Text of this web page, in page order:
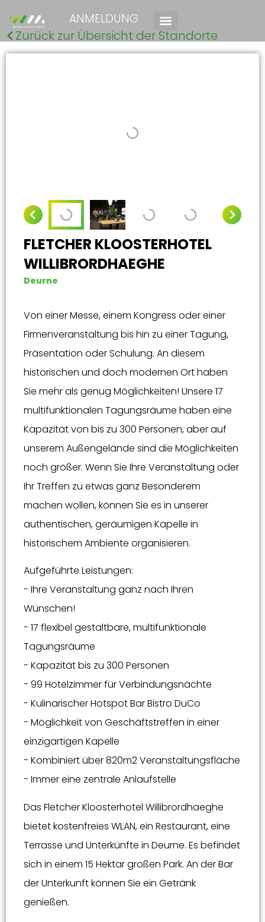
ANMELDUNG
Zurück zur Übersicht der Standorte
FLETCHER KLOOSTERHOTEL
WILLIBRORDHAEGHE
Deurne
Von einer Messe, einem Kongress oder einer
Firmenveranstaltung bis hin zu einer Tagung,
Präsentation oder Schulung. An diesem
historischen und doch modernen Ort haben
Sie mehr als genug Möglichkeiten! Unsere 17
multifunktionalen Tagungsräume haben eine
Kapazität von bis zu 300 Personen, aber auf
unserem Außengelände sind die Möglichkeiten
noch größer. Wenn Sie Ihre Veranstaltung oder
Ihr Treffen zu etwas ganz Besonderem
machen wollen, können Sie es in unserer
authentischen, geräumigen Kapelle in
historischem Ambiente organisieren.
Aufgeführte Leistungen:
- Ihre Veranstaltung ganz nach Ihren
Wünschen!
- 17 flexibel gestaltbare, multifunktionale
Tagungsräume
- Kapazität bis zu 300 Personen
- 99 Hotelzimmer für Verbindungsnächte
- Kulinarischer Hotspot Bar Bistro DuCo
- Möglichkeit von Geschäftstreffen in einer
einzigartigen Kapelle
- Kombiniert über 820m2 Veranstaltungsfläche
- Immer eine zentrale Anlaufstelle
Das Fletcher Kloosterhotel Willibrordhaeghe
bietet kostenfreies WLAN, ein Restaurant, eine
Terrasse und Unterkünfte in Deurne. Es befindet
sich in einem 15 Hektar großen Park. An der Bar
der Unterkunft können Sie ein Getränk
genießen.